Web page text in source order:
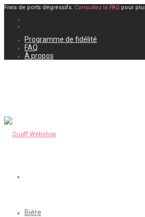
Frais de ports dégressifs. Consultez la FAQ pour
Programme de fidélité
FAQ
À propos
Bière